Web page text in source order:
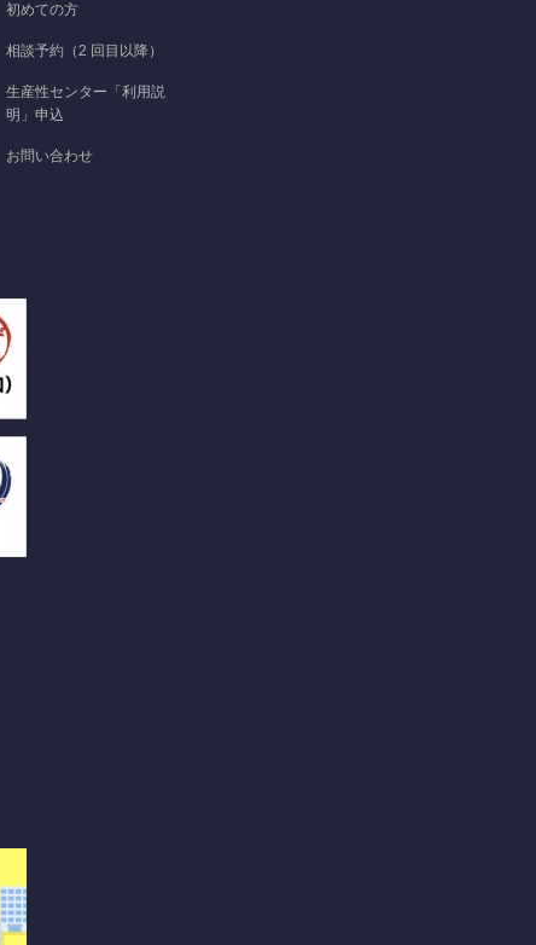
初めての方
相談予約（2 回目以降）
生産性センター「利用説
明」申込
お問い合わせ